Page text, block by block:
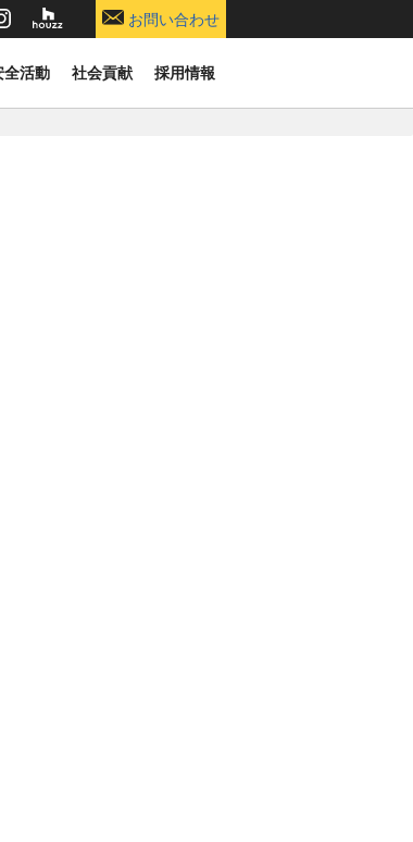
お問い合わせ
全活動 社会貢献 採用情報